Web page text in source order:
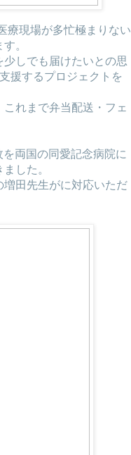
療現場が多忙極まりない
。
しでも届けたいとの思
援するプロジェクトを
れまで弁当配送・フェ
両国の同愛記念病院に
した。
増田先生がに対応いただ